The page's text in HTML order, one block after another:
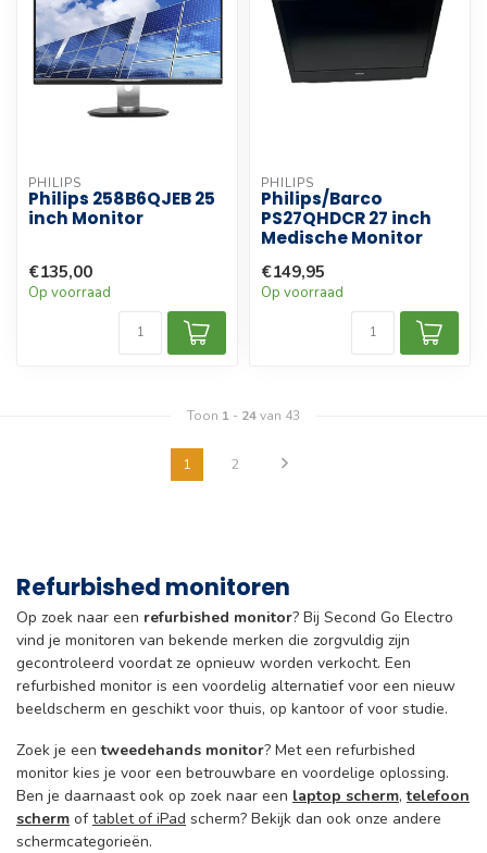
PHILIPS
Philips 258B6QJEB 25
inch Monitor
€135,00
Op voorraad
PHILIPS
Philips/Barco
PS27QHDCR 27 inch
Medische Monitor
€149,95
Op voorraad
Toon 1 - 24van 43
1 2
Refurbished monitoren
Op zoek naar een refurbished monitor? Bij Second Go Electro
vind je monitoren van bekende merken die zorgvuldig zijn
gecontroleerd voordat ze opnieuw worden verkocht. Een
refurbished monitor is een voordelig alternatief voor een nieuw
beeldscherm en geschikt voor thuis, op kantoor of voor studie.
Zoek je eentweedehands monitor? Met een refurbished
monitor kies je voor een betrouwbare en voordelige oplossing.
Ben je daarnaast ook op zoek naar een laptop scherm,telefoon
scherm oftablet of iPad scherm? Bekijk dan ook onze andere
schermcategorieën.